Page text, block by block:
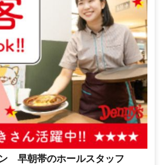
早朝帯のホールスタッフ